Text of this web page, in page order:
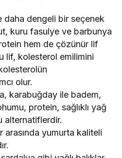
daha dengeli bir seçenek
kuru fasulye ve barbunya
hem de çözünür lif
lif, kolesterol emilimini
olur.
karabuğday ile badem,
protein, sağlıklı yağ
alternatiflerdir.
yumurta kaliteli